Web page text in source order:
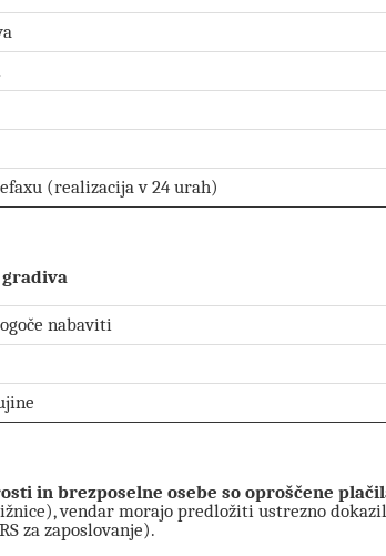
(realizacija v 24 urah)
nabaviti
in brezposelne osebe so oproščene
vendar morajo predložiti ustrezno
za zaposlovanje).